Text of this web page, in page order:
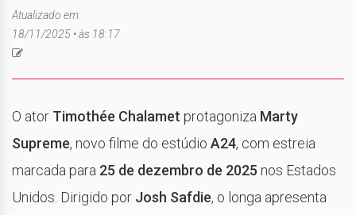
Atualizado em:
18/11/2025 • às 18:17
O ator Timothée Chalamet protagoniza Marty
Supreme, novo filme do estúdio A24, com estreia
marcada para 25 de dezembro de 2025 nos Estados
Unidos. Dirigido por Josh Safdie, o longa apresenta